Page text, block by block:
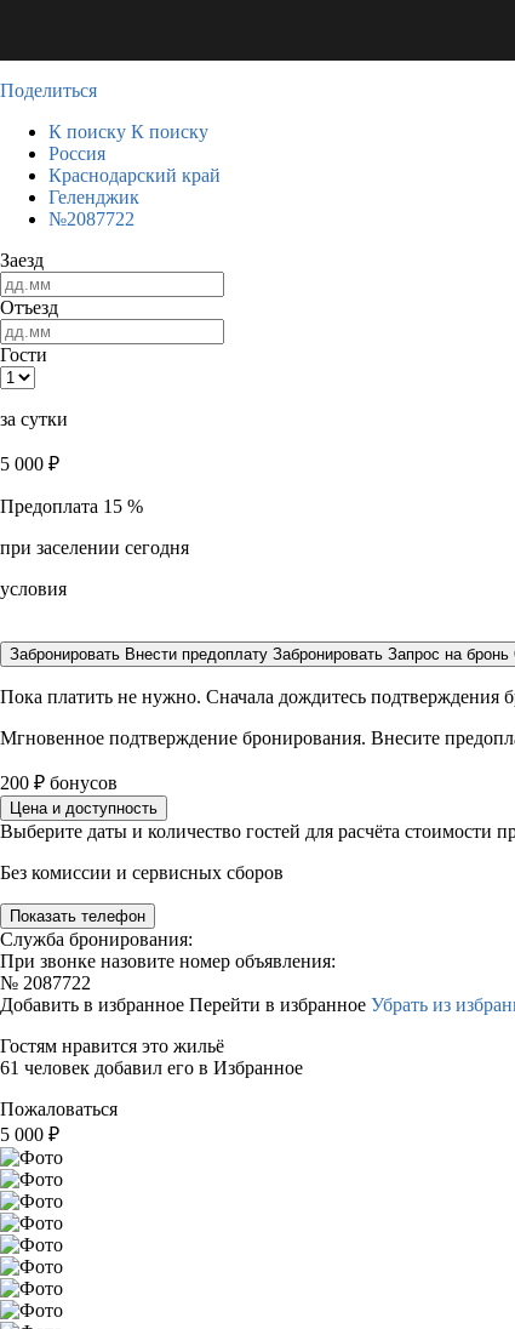
Поделиться
К поиску К поиску
Россия
Краснодарский край
Геленджик
№2087722
Заезд
Отъезд
Гости
за сутки
5 000 ₽
Предоплата 15 %
при заселении сегодня
условия
Забронировать Внести предоплату Забронировать Запрос на бронь
Пока платить не нужно. Сначала дождитесь подтверждения
Мгновенное подтверждение бронирования. Внесите
200 ₽ бонусов
Цена и доступность
Выберите даты и количество гостей для расчёта стоимости
Без комиссии и сервисных сборов
Показать телефон
Служба бронирования:
При звонке назовите номер объявления:
№ 2087722
Добавить в избранное Перейти в избранное Убрать из
Гостям нравится это жильё
61 человек добавил его в Избранное
Пожаловаться
5 000 ₽